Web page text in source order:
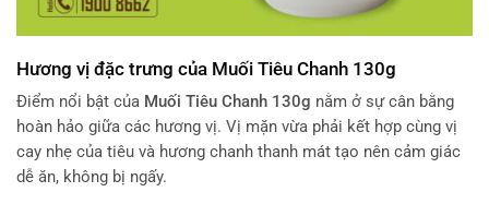
Hương vị đặc trưng của Muối Tiêu Chanh 130g
Điểm nổi bật của Muối Tiêu Chanh 130g nằm ở sự cân bằng
hoàn hảo giữa các hương vị. Vị mặn vừa phải kết hợp cùng vị
cay nhẹ của tiêu và hương chanh thanh mát tạo nên cảm giác
dễ ăn, không bị ngấy.